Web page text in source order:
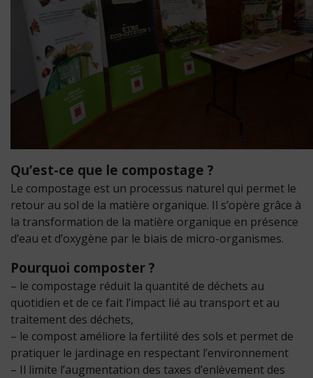
Qu’est-ce que le compostage ?
Le compostage est un processus naturel qui permet le
retour au sol de la matière organique. Il s’opère grâce à
la transformation de la matière organique en présence
d’eau et d’oxygène par le biais de micro-organismes.
Pourquoi composter ?
– le compostage réduit la quantité de déchets au
quotidien et de ce fait l’impact lié au transport et au
traitement des déchets,
– le compost améliore la fertilité des sols et permet de
pratiquer le jardinage en respectant l’environnement
– Il limite l’augmentation des taxes d’enlèvement des